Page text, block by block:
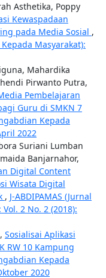
Asthetika, Poppy
Kewaspadaan
pada Media Sosial ,
Masyarakat):
Mahardika
Pirwanto Putra,
Pembelajaran
Guru di SMKN 7
Kepada
2022
Suriani Lumban
Banjarnahor,
Digital Content
Wisata Digital
, J-ABDIPAMAS (Jurnal
2 No. 2 (2018):
Sosialisai Aplikasi
RW 10 Kampung
Kepada
2020